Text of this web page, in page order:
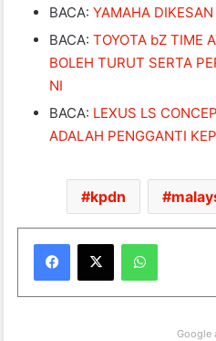
BACA:YAMAHA
BACA:TOYOTA bZ TIME
BOLEH TURUT SERTA
NI
BACA: LEXUS LS
ADALAH PENGGANTI
kpdn
WhatsApp
Google